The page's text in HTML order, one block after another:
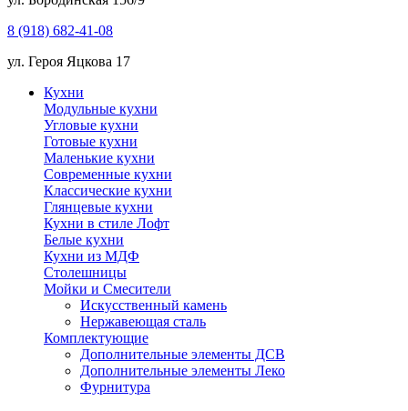
8 (918) 682-41-08
ул. Героя Яцкова 17
Кухни
Модульные кухни
Угловые кухни
Готовые кухни
Маленькие кухни
Современные кухни
Классические кухни
Глянцевые кухни
Кухни в стиле Лофт
Белые кухни
Кухни из МДФ
Столешницы
Мойки и Смесители
Искусственный камень
Нержавеющая сталь
Комплектующие
Дополнительные элементы ДСВ
Дополнительные элементы Леко
Фурнитура